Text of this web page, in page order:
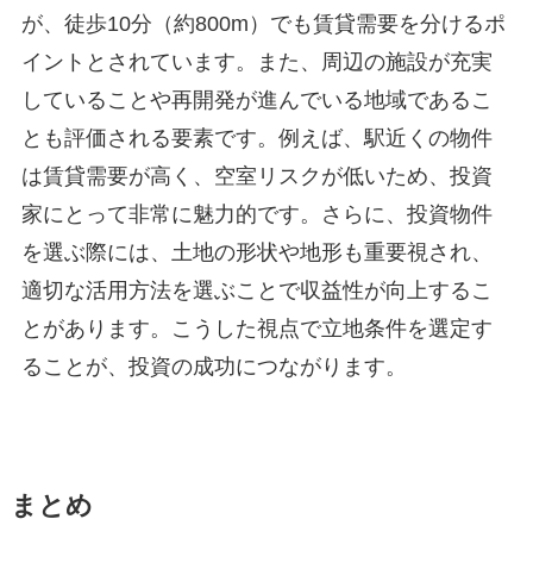
が、徒歩10分（約800m）でも賃貸需要を分けるポ
イントとされています。また、周辺の施設が充実
していることや再開発が進んでいる地域であるこ
とも評価される要素です。例えば、駅近くの物件
は賃貸需要が高く、空室リスクが低いため、投資
家にとって非常に魅力的です。さらに、投資物件
を選ぶ際には、土地の形状や地形も重要視され、
適切な活用方法を選ぶことで収益性が向上するこ
とがあります。こうした視点で立地条件を選定す
ることが、投資の成功につながります。
まとめ